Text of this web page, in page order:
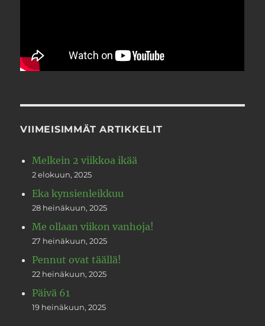
VIIMEISIMMÄT ARTIKKELIT
Melkein 2 viikkoa ikää
2 elokuun, 2025
Eka kynsienleikkuu
28 heinäkuun, 2025
Me ollaan viikon vanhoja!
27 heinäkuun, 2025
Pennut ovat täällä!
22 heinäkuun, 2025
Päivä 61
19 heinäkuun, 2025